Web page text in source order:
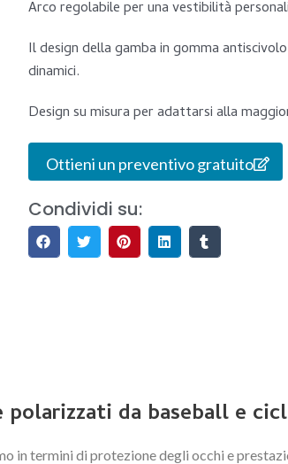
Arco regolabile per una vestibilità
Il design della gamba in gomma
dinamici.
Design su misura per adattarsi alla
Ottieni un preventivo gratuito
Condividi su:
da baseball e
in termini di protezione degli occhi e